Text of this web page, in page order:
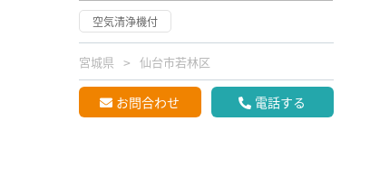
空気清浄機付
宮城県 仙台市若林区
お問合わせ 電話する